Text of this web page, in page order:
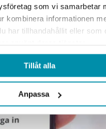
som vi samarbetar
kombinera informationen
har tillhandahållit eller som
Tillåt alla
Anpassa
Företag
moms
Privat
Inkl. moms